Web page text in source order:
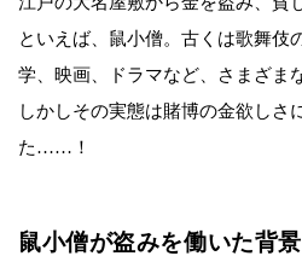
といえば、鼠小僧。古くは歌舞伎
学、映画、ドラマなど、さまざま
しかしその実態は賭博の金欲しさ
た……！
鼠小僧が盗みを働いた背景